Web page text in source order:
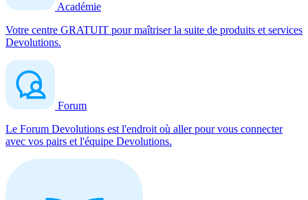
Académie
Votre centre GRATUIT pour maîtriser la suite de produits et services
Devolutions.
Forum
Le Forum Devolutions est l'endroit où aller pour vous connecter
avec vos pairs et l'équipe Devolutions.